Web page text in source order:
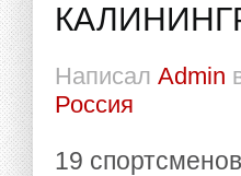
Написал Admin
Россия
19